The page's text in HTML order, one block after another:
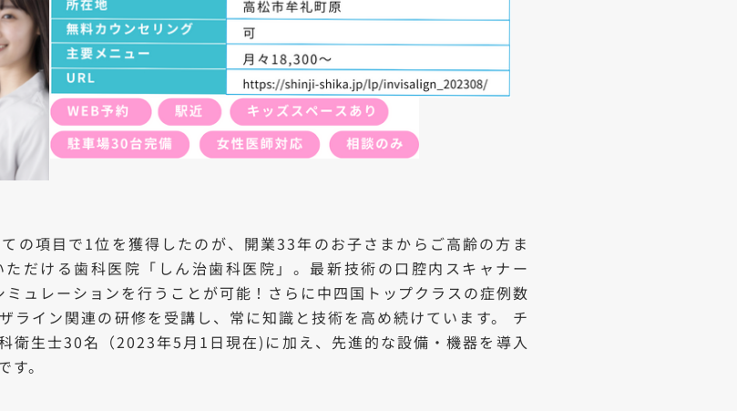
の項目で1位を獲得したのが、開業33年のお子さまからご高齢の方ま
だける歯科医院「しん治歯科医院」。最新技術の口腔内スキャナー
ュレーションを行うことが可能！さらに中四国トップクラスの症例数
ライン関連の研修を受講し、常に知識と技術を高め続けています。 チ
衛生士30名（2023年5月1日現在)に加え、先進的な設備・機器を導入
。